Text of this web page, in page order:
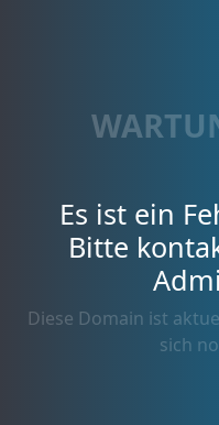
Es ist ein
Bitte
Diese Domain ist
sich